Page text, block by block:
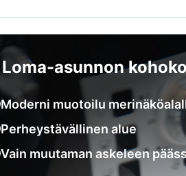
Loma-asunnon
Moderni muotoilu
Perheystävällinen alue
Vain muutaman askeleen